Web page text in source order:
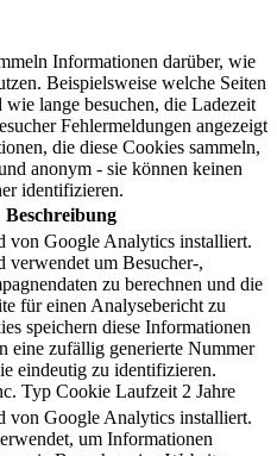
Informationen darüber, wie
Beispielsweise welche Seiten
lange besuchen, die Ladezeit
Fehlermeldungen angezeigt
die diese Cookies sammeln,
anonym - sie können keinen
identifizieren.
Beschreibung
von Google Analytics installiert.
verwendet um Besucher-,
zu berechnen und die
für einen Analysebericht zu
speichern diese Informationen
eine zufällig generierte Nummer
eindeutig zu identifizieren.
Typ Cookie Laufzeit 2 Jahre
von Google Analytics installiert.
um Informationen